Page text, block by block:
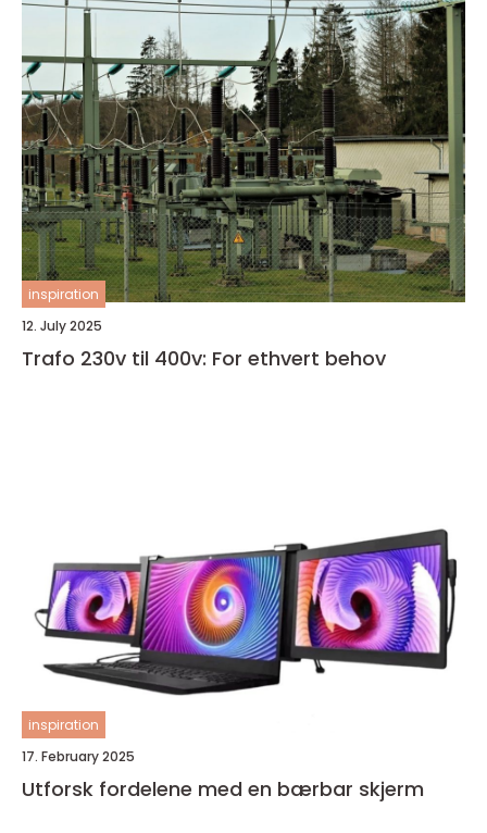
inspiration
12. July 2025
Trafo 230v til 400v: For ethvert behov
inspiration
17. February 2025
Utforsk fordelene med en bærbar skjerm